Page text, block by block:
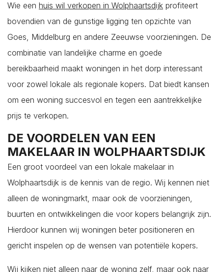
Wie een huis wil verkopen in Wolphaartsdijk profiteert
bovendien van de gunstige ligging ten opzichte van
Goes, Middelburg en andere Zeeuwse voorzieningen. De
combinatie van landelijke charme en goede
bereikbaarheid maakt woningen in het dorp interessant
voor zowel lokale als regionale kopers. Dat biedt kansen
om een woning succesvol en tegen een aantrekkelijke
prijs te verkopen.
DE VOORDELEN VAN EEN
MAKELAAR IN WOLPHAARTSDIJK
Een groot voordeel van een lokale makelaar in
Wolphaartsdijk is de kennis van de regio. Wij kennen niet
alleen de woningmarkt, maar ook de voorzieningen,
buurten en ontwikkelingen die voor kopers belangrijk zijn.
Hierdoor kunnen wij woningen beter positioneren en
gericht inspelen op de wensen van potentiële kopers.
Wij kijken niet alleen naar de woning zelf, maar ook naar
Oostdijk
Oosterland
Oostkapelle
Oost-Souburg
Oudelande
Oud-Vossemeer
Ouwerkerk
Ovezande
Poortvliet
Renesse
Rilland
Ritthem
Scharendijke
Scherpenisse
Schore
Serooskerke